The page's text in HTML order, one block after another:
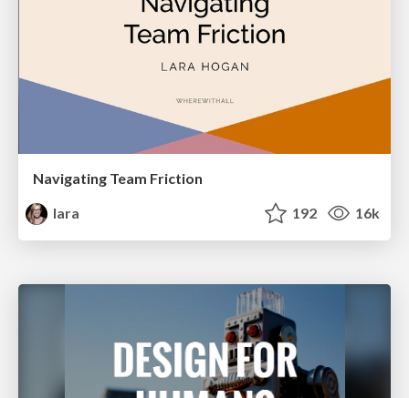
Navigating Team Friction
lara
192 16k